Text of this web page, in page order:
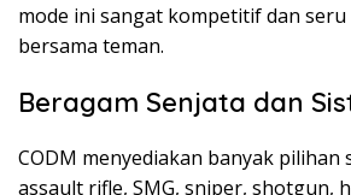
mode ini sangat kompetitif dan
bersama teman.
Beragam Senjata dan
CODM menyediakan banyak pilihan
assault rifle, SMG, sniper, shotgun,